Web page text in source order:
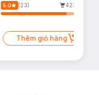
60ml (Mới)
5.0 (23)
423/tháng
Thêm giỏ hàng